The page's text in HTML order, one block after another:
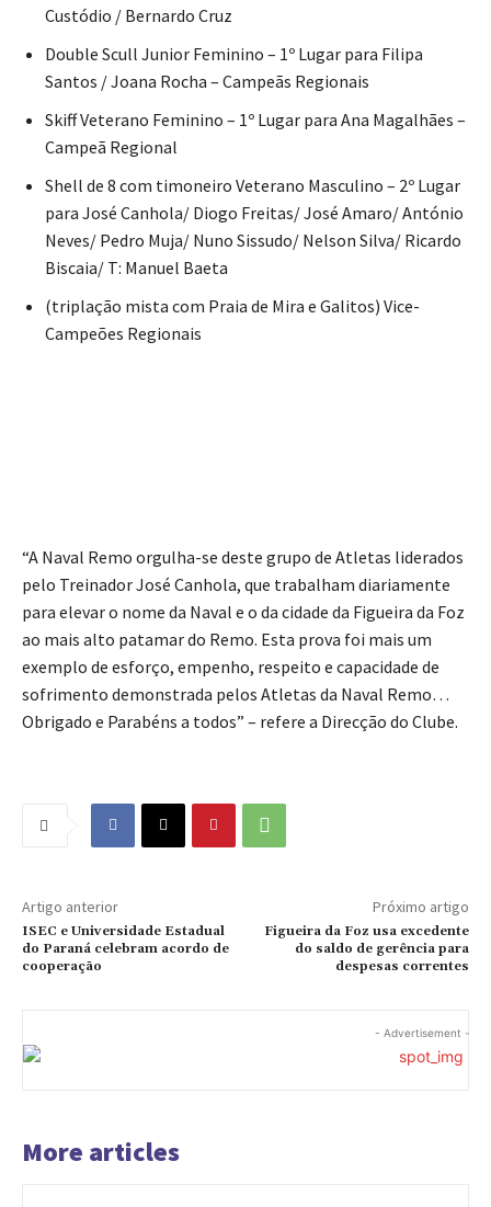
Custódio / Bernardo Cruz
Double Scull Junior Feminino – 1º Lugar para Filipa
Santos / Joana Rocha – Campeãs Regionais
Skiff Veterano Feminino – 1º Lugar para Ana Magalhães –
Campeã Regional
Shell de 8 com timoneiro Veterano Masculino – 2º Lugar
para José Canhola/ Diogo Freitas/ José Amaro/ António
Neves/ Pedro Muja/ Nuno Sissudo/ Nelson Silva/ Ricardo
Biscaia/ T: Manuel Baeta
(triplação mista com Praia de Mira e Galitos) Vice-
Campeões Regionais
“A Naval Remo orgulha-se deste grupo de Atletas liderados
pelo Treinador José Canhola, que trabalham diariamente
para elevar o nome da Naval e o da cidade da Figueira da Foz
ao mais alto patamar do Remo. Esta prova foi mais um
exemplo de esforço, empenho, respeito e capacidade de
sofrimento demonstrada pelos Atletas da Naval Remo…
Obrigado e Parabéns a todos” – refere a Direcção do Clube.
Artigo anterior
ISEC e Universidade Estadual
do Paraná celebram acordo de
cooperação
Próximo artigo
Figueira da Foz usa excedente
do saldo de gerência para
despesas correntes
- Advertisement -
More articles